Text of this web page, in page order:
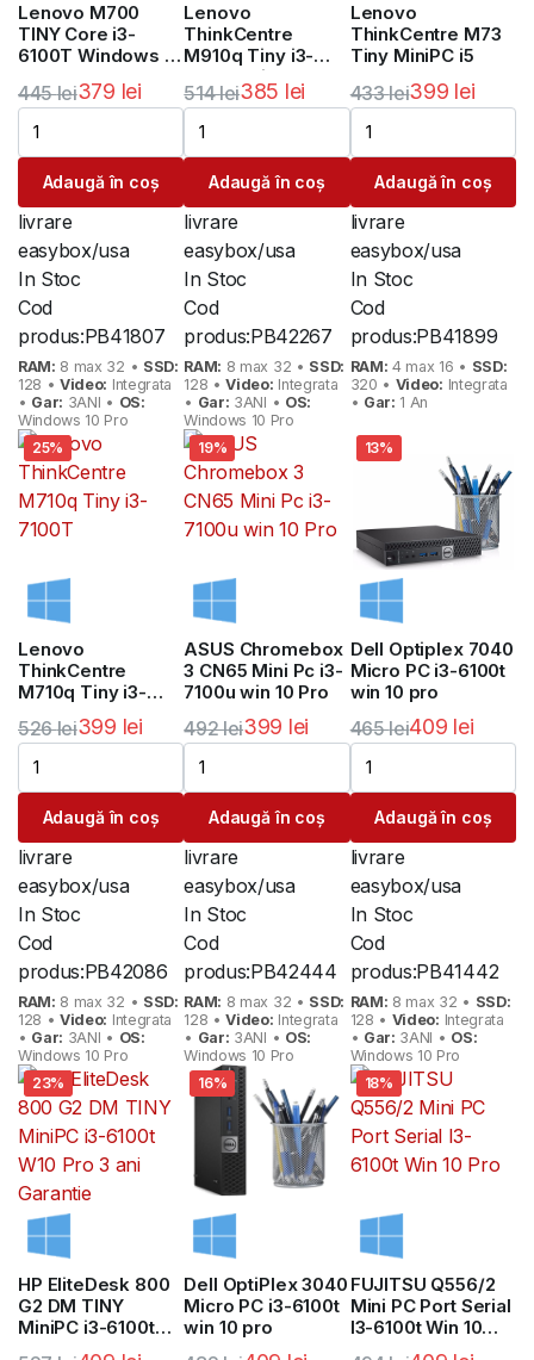
Lenovo M700
TINY Core i3-
6100T Windows 10
445lei
Prețul
inițial
fost:
445 lei.
379 lei
Prețul
curent
este:
379 lei.
Adaugă în coș
livrare
easybox/usa
In Stoc
Cod
produs:PB41807
RAM: 8 max 32 • SSD:
128 •Video: Integrata
• Gar: 3ANI • OS:
Windows 10 Pro
Lenovo
ThinkCentre
M910q Tiny i3-
6100T Win 10 Pro
514lei
Prețul
inițial
fost:
514 lei.
385 lei
Prețul
curent
este:
385 lei.
Adaugă în coș
livrare
easybox/usa
In Stoc
Cod
produs:PB42267
RAM: 8 max 32 • SSD:
128 •Video: Integrata
• Gar: 3ANI • OS:
Windows 10 Pro
Lenovo
ThinkCentre M73
Tiny MiniPC i5
433lei
Prețul
inițial
fost:
433 lei.
399 lei
Prețul
curent
este:
399 lei.
Adaugă în coș
livrare
easybox/usa
In Stoc
Cod
produs:PB41899
RAM: 4 max 16 • SSD:
320 • Video: Integrata
• Gar: 1 An
25%
Lenovo
ThinkCentre
M710q Tiny i3-
526lei
Prețul
inițial
fost:
526 lei.
399 lei
Prețul
curent
este:
399 lei.
Adaugă în coș
livrare
easybox/usa
In Stoc
Cod
produs:PB42086
RAM: 8 max 32 • SSD:
128 •Video: Integrata
• Gar: 3ANI • OS:
Windows 10 Pro
19%
ASUS Chromebox
3 CN65 Mini Pc i3-
7100u win 10 Pro
492lei
Prețul
inițial
fost:
492 lei.
399 lei
Prețul
curent
este:
399 lei.
Adaugă în coș
livrare
easybox/usa
In Stoc
Cod
produs:PB42444
RAM: 8 max 32 • SSD:
128 •Video: Integrata
• Gar: 3ANI • OS:
Windows 10 Pro
13%
Dell Optiplex 7040
Micro PC i3-6100t
win 10 pro
465lei
Prețul
inițial
fost:
465 lei.
409 lei
Prețul
curent
este:
409 lei.
Adaugă în coș
livrare
easybox/usa
In Stoc
Cod
produs:PB41442
RAM: 8 max 32 • SSD:
128 • Video: Integrata
• Gar: 3ANI • OS:
Windows 10 Pro
23%
HP EliteDesk 800
G2 DM TINY
MiniPC i3-6100t
16%
Dell OptiPlex 3040
Micro PC i3-6100t
win 10 pro
18%
FUJITSU Q556/2
Mini PC Port Serial
I3-6100t Win 10